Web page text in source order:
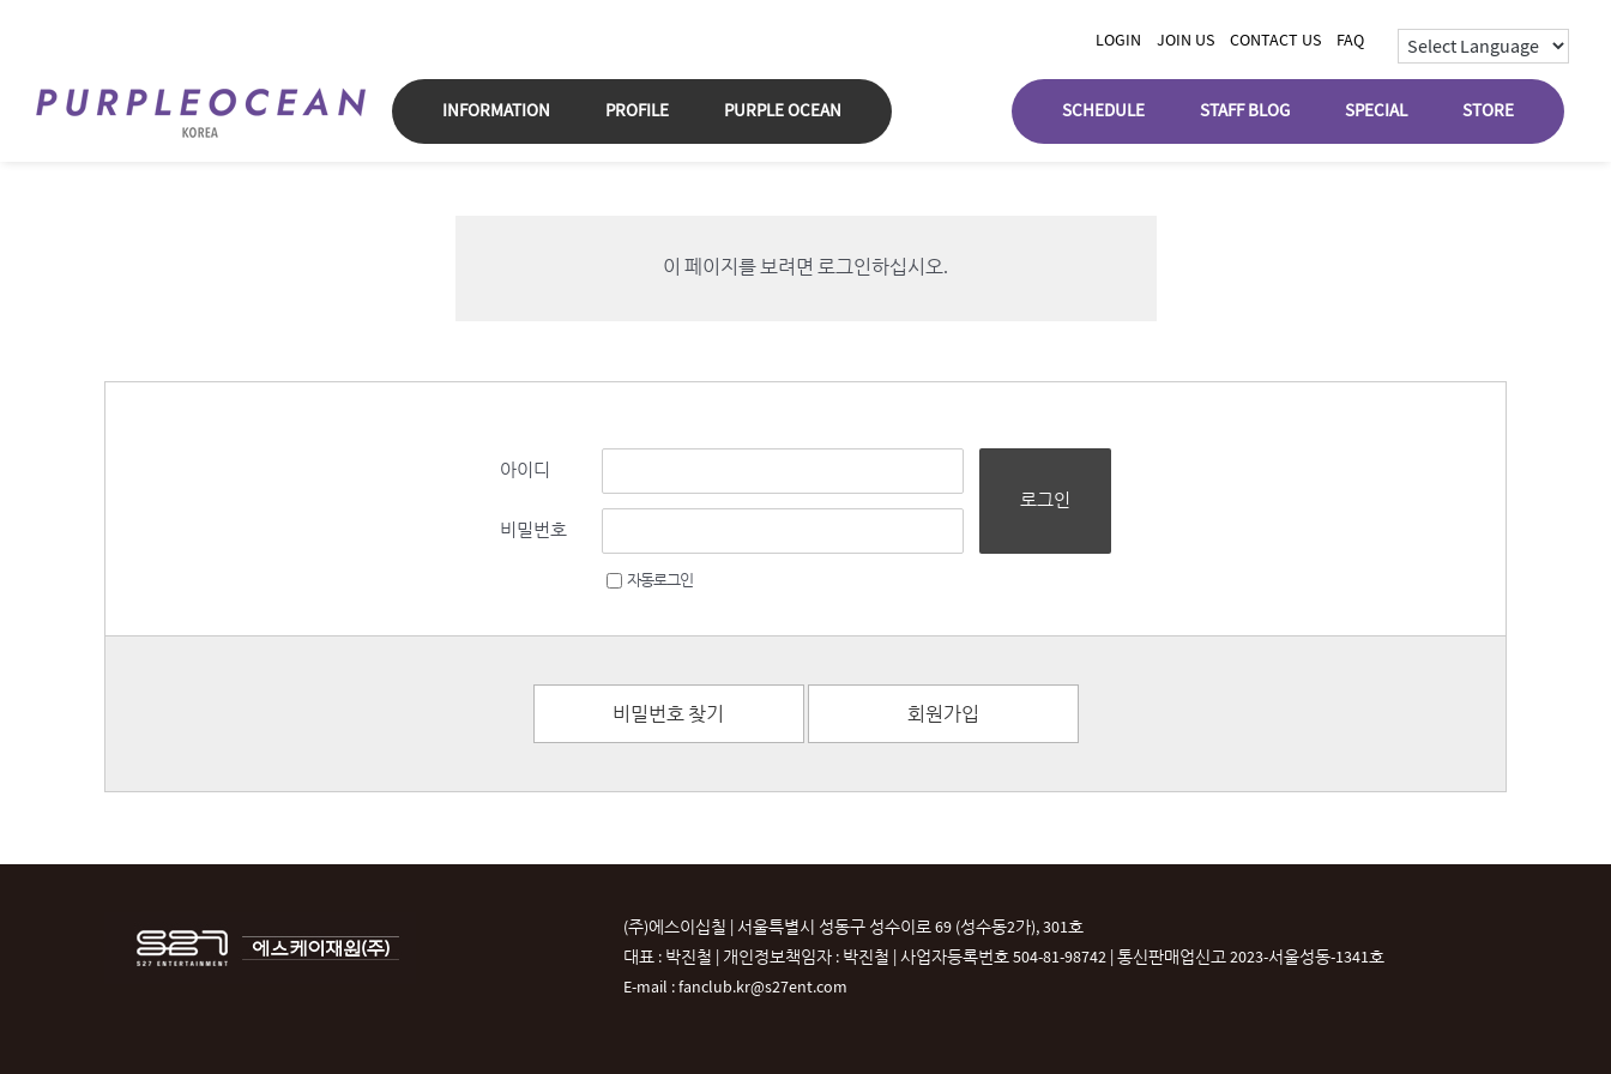
LOGIN JOIN US CONTACT US FAQ
INFORMATION PROFILE PURPLE OCEAN SCHEDULE STAFF BLOG SPECIAL STORE
이 페이지를 보려면 로그인하십시오.
아이디
비밀번호
자동로그인
로그인
비밀번호 찾기 회원가입
(주)에스이십칠 | 서울특별시 성동구 성수이로 69 (성수동2가), 301호
대표 : 박진철 | 개인정보책임자 : 박진철 | 사업자등록번호 504-81-98742 | 통신판매업신고 2023-서울성동-1341호
E-mail : fanclub.kr@s27ent.com